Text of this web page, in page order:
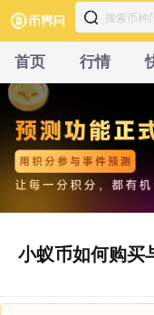
首页 行情
小蚁币如何购买